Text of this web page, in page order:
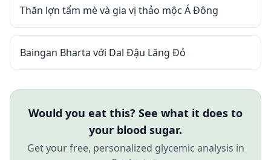
Thăn lợn tẩm mè và gia vị thảo mộc Á Đông
Baingan Bharta với Dal Đậu Lăng Đỏ
Would you eat this? See what it does to
your blood sugar.
Get your free, personalized glycemic analysis in